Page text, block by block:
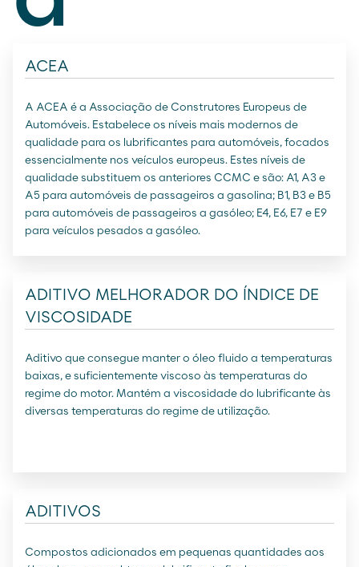
ACEA
A ACEA é a Associação de Construtores Europeus de
Automóveis. Estabelece os níveis mais modernos de
qualidade para os lubrificantes para automóveis, focados
essencialmente nos veículos europeus. Estes níveis de
qualidade substituem os anteriores CCMC e são: A1, A3 e
A5 para automóveis de passageiros a gasolina; B1, B3 e B5
para automóveis de passageiros a gasóleo; E4, E6, E7 e E9
para veículos pesados a gasóleo.
ADITIVO MELHORADOR DO ÍNDICE DE
VISCOSIDADE
Aditivo que consegue manter o óleo fluido a temperaturas
baixas, e suficientemente viscoso às temperaturas do
regime do motor. Mantém a viscosidade do lubrificante às
diversas temperaturas do regime de utilização.
ADITIVOS
Compostos adicionados em pequenas quantidades aos